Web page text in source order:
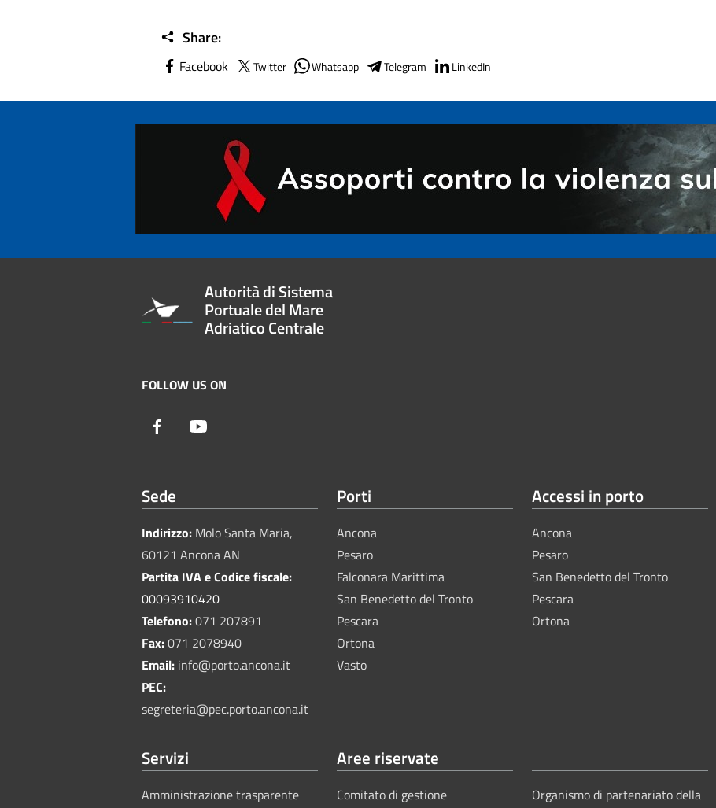
Share:
Facebook Twitter Whatsapp Telegram LinkedIn
Autorità di Sistema
Portuale del Mare
Adriatico Centrale
FOLLOW US ON
Facebook
Sede
Indirizzo: Molo Santa Maria,
60121 Ancona AN
Partita IVA e Codice fiscale:
00093910420
Telefono:071 207891
Fax:071 2078940
Email: info@porto.ancona.it
PEC:
segreteria@pec.porto.ancona.it
Porti
Ancona
Pesaro
Falconara Marittima
San Benedetto del Tronto
Pescara
Ortona
Vasto
Accessi in porto
Ancona
Pesaro
San Benedetto del Tronto
Pescara
Ortona
Servizi
Amministrazione trasparente
Aree riservate
Comitato di gestione
Organismo di partenariato della